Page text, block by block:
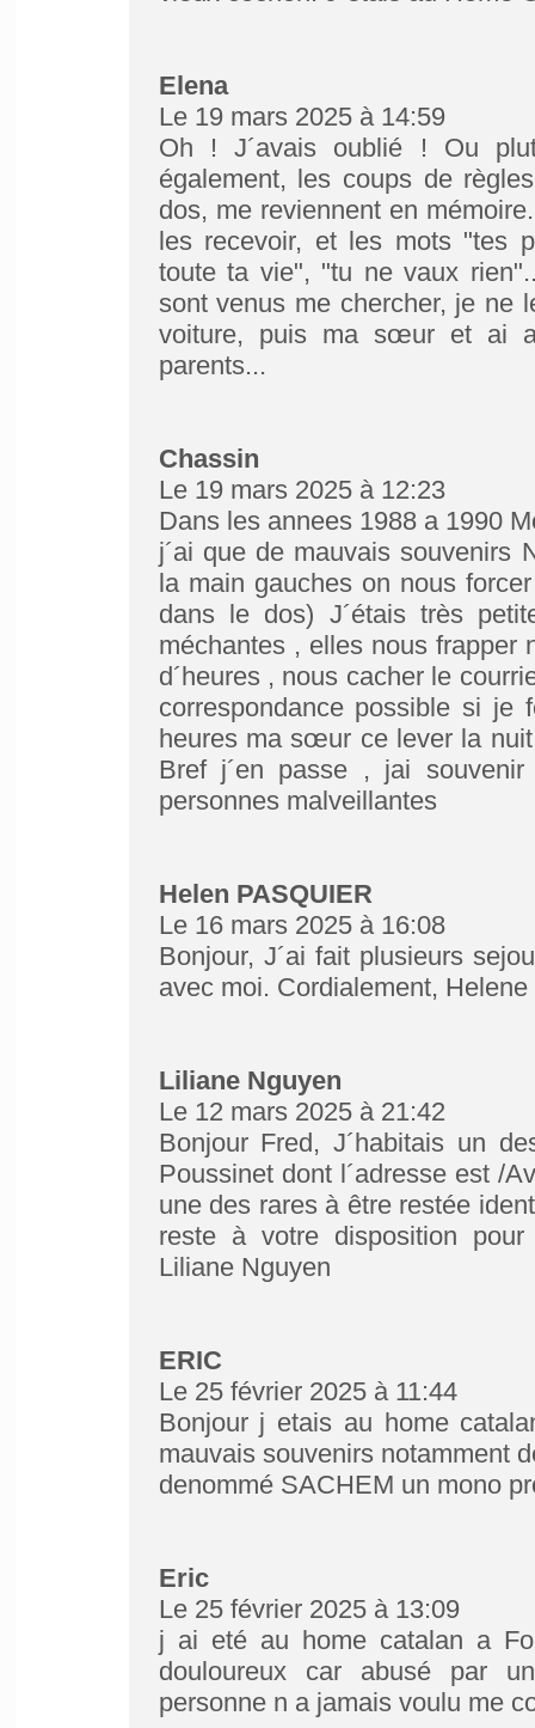
Elena
Le 19 mars 2025 à 14:59
Oh ! J´avais oublié ! Ou
également, les coups de
dos, me reviennent en
les recevoir, et les mots "tes
toute ta vie", "tu ne vaux
sont venus me chercher, je ne
voiture, puis ma sœur et ai
parents...
Chassin
Le 19 mars 2025 à 12:23
Dans les annees 1988 a 1990
j´ai que de mauvais souvenirs
la main gauches on nous
dans le dos) J´étais très
méchantes , elles nous frapper
d´heures , nous cacher le
correspondance possible si je
heures ma sœur ce lever la
Bref j´en passe , jai
personnes malveillantes
Helen PASQUIER
Le 16 mars 2025 à 16:08
Bonjour, J´ai fait plusieurs
avec moi. Cordialement, Helene
Liliane Nguyen
Le 12 mars 2025 à 21:42
Bonjour Fred, J´habitais un
Poussinet dont l´adresse est /
une des rares à être restée
reste à votre disposition
Liliane Nguyen
ERIC
Le 25 février 2025 à 11:44
Bonjour j etais au home
mauvais souvenirs notamment
denommé SACHEM un mono
Eric
Le 25 février 2025 à 13:09
j ai eté au home catalan a
douloureux car abusé par
personne n a jamais voulu me